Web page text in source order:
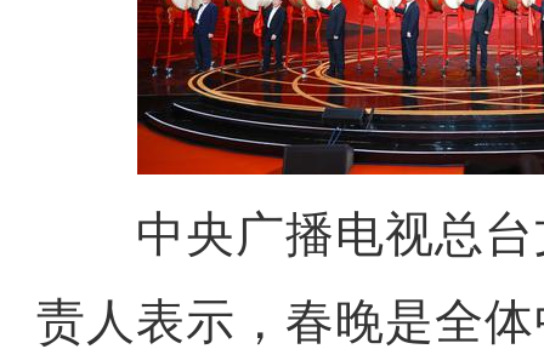
中央广播电视总台
责人表示，春晚是全